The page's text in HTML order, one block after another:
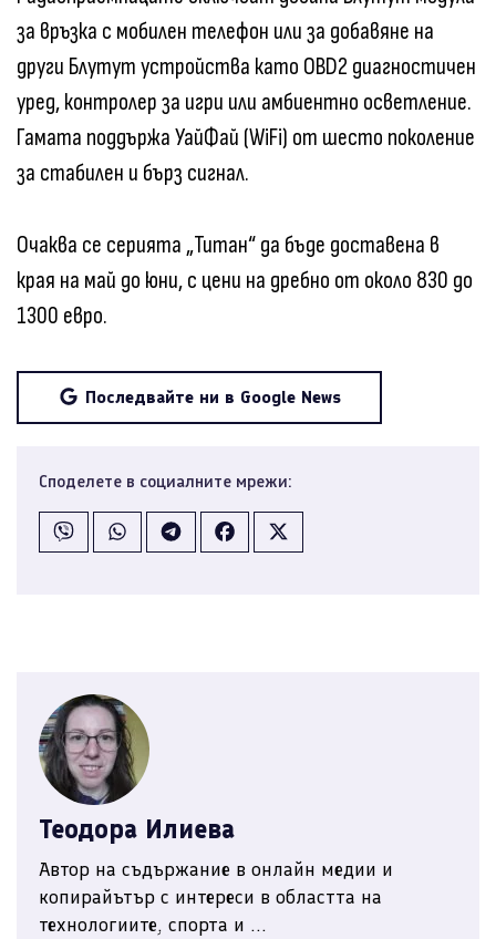
за връзка с мобилен телефон или за добавяне на
други Блутут устройства като OBD2 диагностичен
уред, контролер за игри или амбиентно осветление.
Гамата поддържа УайФай (WiFi) от шесто поколение
за стабилен и бърз сигнал.
Очаква се серията „Титан“ да бъде доставена в
края на май до юни, с цени на дребно от около 830 до
1300 евро.
Последвайте ни в Google News
Споделете в социалните мрежи:
Теодора Илиева
Автор на съдържание в онлайн медии и
копирайътър с интереси в областта на
технологиите, спорта и ...